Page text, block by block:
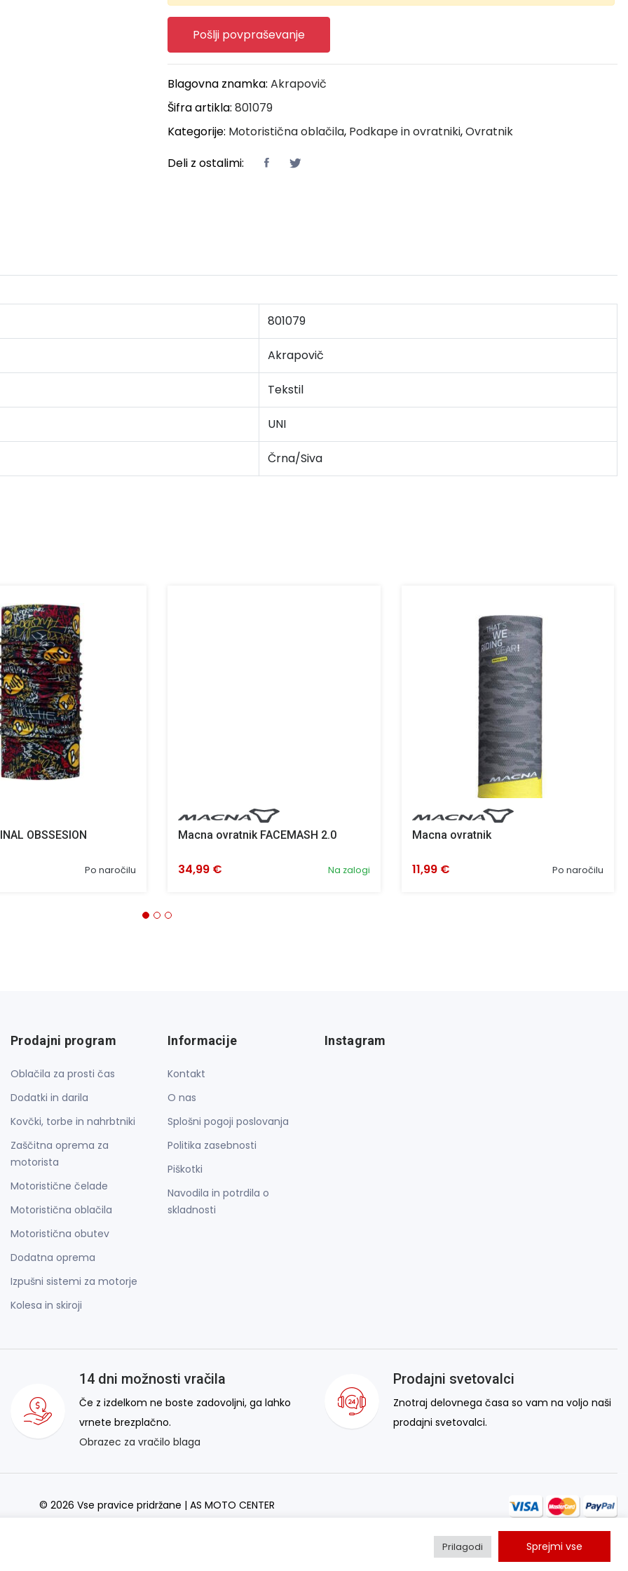
Pošlji povpraševanje
Blagovna znamka: Akrapovič
Šifra artikla: 801079
Kategorije: Motoristična oblačila, Podkape in ovratniki,Ovratnik
Deli z ostalimi:
801079
Akrapovič
Tekstil
UNI
Črna/Siva
OBSSESION
Po naročilu
Macna ovratnik FACEMASH 2.0
Na zalogi
34,99 €
Macna ovratnik
Po naročilu
11,99 €
Prodajni program
Oblačila za prosti čas
Dodatki in darila
Kovčki, torbe in nahrbtniki
Zaščitna oprema za
motorista
Motoristične čelade
Motoristična oblačila
Motoristična obutev
Dodatna oprema
Izpušni sistemi za motorje
Kolesa in skiroji
Informacije
Kontakt
O nas
Splošni pogoji poslovanja
Politika zasebnosti
Piškotki
Navodila in potrdila o
skladnosti
Instagram
14 dni možnosti vračila
Če z izdelkom ne boste zadovoljni, ga lahko
vrnete brezplačno.
Obrazec za vračilo blaga
Prodajni svetovalci
Znotraj delovnega časa so vam na voljo naši
prodajni svetovalci.
© 2026 Vse pravice pridržane | AS MOTO CENTER
Prilagodi Sprejmi vse